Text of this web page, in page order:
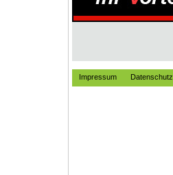
Impressum Datenschutz